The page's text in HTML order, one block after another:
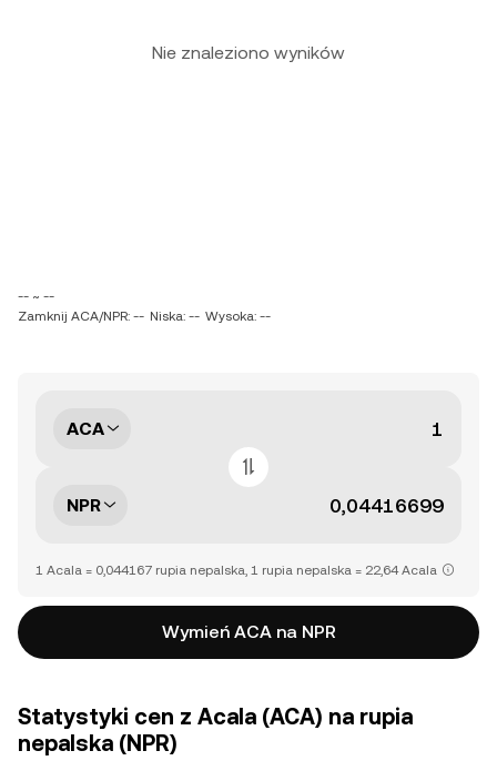
Nie znaleziono wyników
-- ~ --
Zamknij ACA/NPR: -- Niska: -- Wysoka: --
ACA
NPR
1 Acala = 0,044167 rupia nepalska, 1 rupia nepalska = 22,64 Acala
Wymień ACA na NPR
Statystyki cen z Acala (ACA) na rupia
nepalska (NPR)